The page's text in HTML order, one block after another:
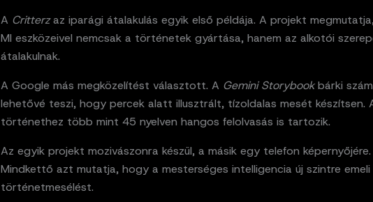
A Critterzaz iparági átalakulás egyik első példája. A projekt
MI eszközeivel nemcsak a történetek gyártása, hanem az alkotói
átalakulnak.
A Google más megközelítést választott. A Gemini Storybookbárki
lehetővé teszi, hogy percek alatt illusztrált, tízoldalas mesét készítsen.
történethez több mint 45 nyelven hangos felolvasás is tartozik.
Az egyik projekt mozivászonra készül, a másik egy telefon képernyőjére.
Mindkettő azt mutatja, hogy a mesterséges intelligencia új szintre emeli
történetmesélést.